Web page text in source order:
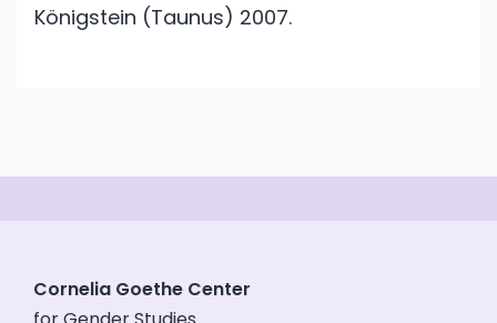
Königstein (Taunus) 2007.
Cornelia Goethe Center